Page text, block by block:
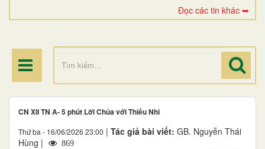
Đọc các tin khác ➥
ĐIỂM HÀNH HƯƠNG
CN XII TN A- 5 phút Lời Chúa với Thiếu Nhi
Thứ ba - 16/06/2026 23:00 | Tác giả bài viết: GB. Nguyễn Thái
Hùng |
869